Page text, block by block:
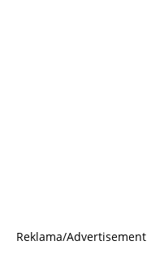
Reklama/Advertisement